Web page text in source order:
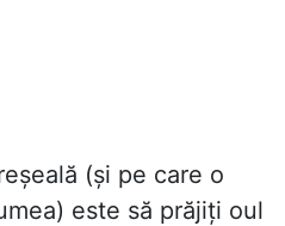
(și pe care o
este să prăjiți oul